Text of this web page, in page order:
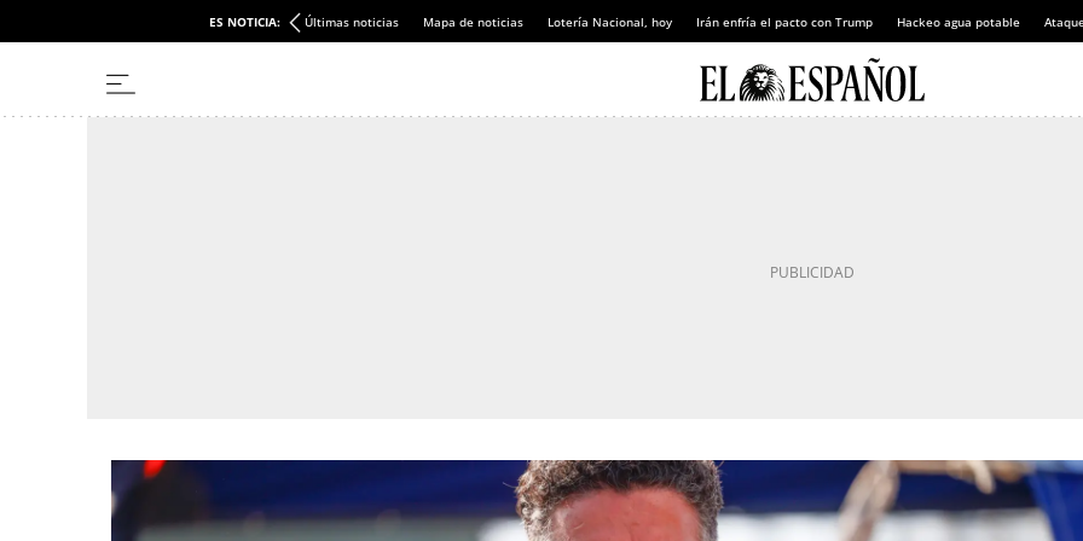
ES NOTICIA: Últimas noticias Mapa de noticias Lotería Nacional, hoy Irán enfría el pacto con Trump Hackeo agua potable